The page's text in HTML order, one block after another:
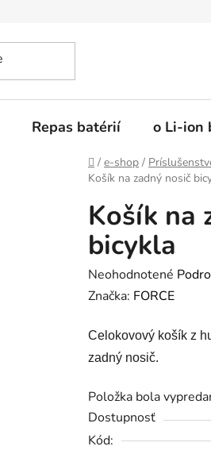
Repas batérií o Li-ion
Domov
/ e-shop /
Košík na zadný nosič
Košík na
bicykla
Priemerné
hodnotenie
je
0,0
5
hviezdičiek.
Neohodnotené
Značka: FORCE
Celokovový košík z
zadný nosič.
Položka bola
Dostupnosť
Kód: